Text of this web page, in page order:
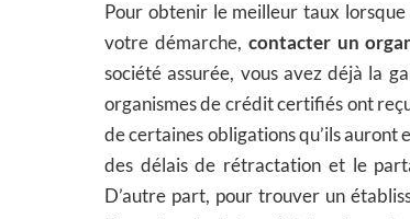
Pour obtenir le meilleur taux lorsque
votre démarche, contacter un
société assurée, vous avez déjà la
organismes de crédit certifiés ont
de certaines obligations qu’ils auront
des délais de rétractation et le
D’autre part, pour trouver un